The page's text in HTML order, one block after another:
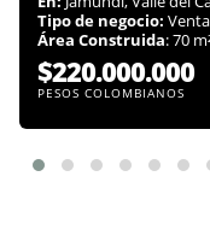
Tipo de negocio: Venta
Área Construida: 70
$220.000.000
PESOS COLOMBIANOS